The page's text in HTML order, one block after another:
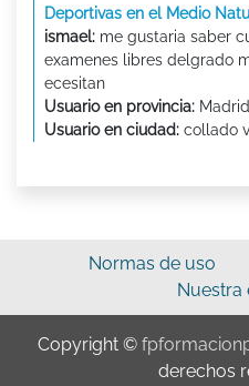
Deportivas en el Medio
ismael: me gustaria saber
examenes libres delgrado
ecesitan
Usuario en provincia: Madrid
Usuario en ciudad: collado
Normas de uso
Nuestra
Copyright ©
derechos